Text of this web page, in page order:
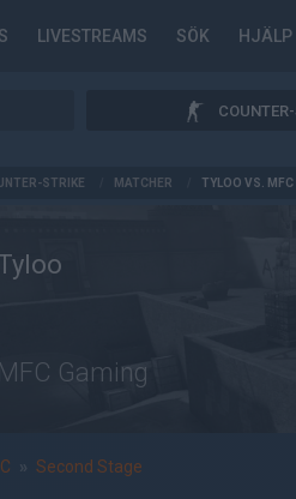
LIVESTREAMS SÖK HJÄLP
STRIKE MATCHER TYLOO VS. MFC
MFC Gaming
» Second Stage